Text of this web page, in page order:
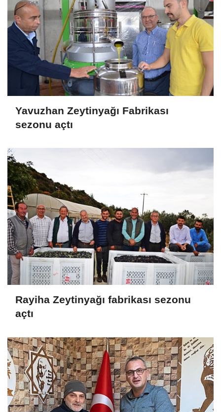
Yavuzhan Zeytinyağı Fabrikası
sezonu açtı
Rayiha Zeytinyağı fabrikası sezonu
açtı